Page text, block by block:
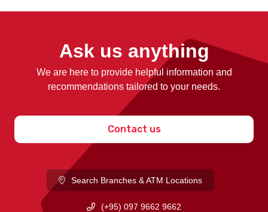
Ask us anything
We are here to provide helpful information and
recommendations tailored to your needs.
Contact us
Search Branches & ATM Locations
(+95) 097 9662 9662